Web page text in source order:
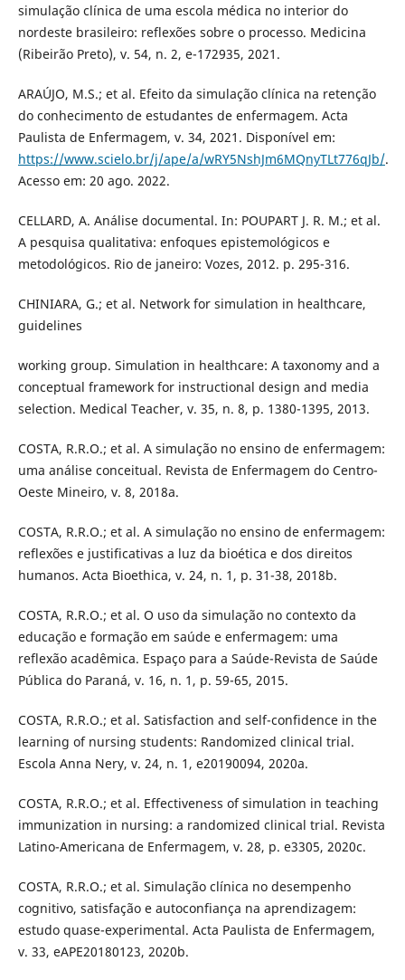
simulação clínica de uma escola médica no interior do
nordeste brasileiro: reflexões sobre o processo. Medicina
(Ribeirão Preto), v. 54, n. 2, e-172935, 2021.
ARAÚJO, M.S.; et al. Efeito da simulação clínica na retenção
do conhecimento de estudantes de enfermagem. Acta
Paulista de Enfermagem, v. 34, 2021. Disponível em:
https://www.scielo.br/j/ape/a/wRY5NshJm6MQnyTLt776qJb/.
Acesso em: 20 ago. 2022.
CELLARD, A. Análise documental. In: POUPART J. R. M.; et al.
A pesquisa qualitativa: enfoques epistemológicos e
metodológicos. Rio de janeiro: Vozes, 2012. p. 295-316.
CHINIARA, G.; et al. Network for simulation in healthcare,
guidelines
working group. Simulation in healthcare: A taxonomy and a
conceptual framework for instructional design and media
selection. Medical Teacher, v. 35, n. 8, p. 1380-1395, 2013.
COSTA, R.R.O.; et al. A simulação no ensino de enfermagem:
uma análise conceitual. Revista de Enfermagem do Centro-
Oeste Mineiro, v. 8, 2018a.
COSTA, R.R.O.; et al. A simulação no ensino de enfermagem:
reflexões e justificativas a luz da bioética e dos direitos
humanos. Acta Bioethica, v. 24, n. 1, p. 31-38, 2018b.
COSTA, R.R.O.; et al. O uso da simulação no contexto da
educação e formação em saúde e enfermagem: uma
reflexão acadêmica. Espaço para a Saúde-Revista de Saúde
Pública do Paraná, v. 16, n. 1, p. 59-65, 2015.
COSTA, R.R.O.; et al. Satisfaction and self-confidence in the
learning of nursing students: Randomized clinical trial.
Escola Anna Nery, v. 24, n. 1, e20190094, 2020a.
COSTA, R.R.O.; et al. Effectiveness of simulation in teaching
immunization in nursing: a randomized clinical trial. Revista
Latino-Americana de Enfermagem, v. 28, p. e3305, 2020c.
COSTA, R.R.O.; et al. Simulação clínica no desempenho
cognitivo, satisfação e autoconfiança na aprendizagem:
estudo quase-experimental. Acta Paulista de Enfermagem,
v. 33, eAPE20180123, 2020b.